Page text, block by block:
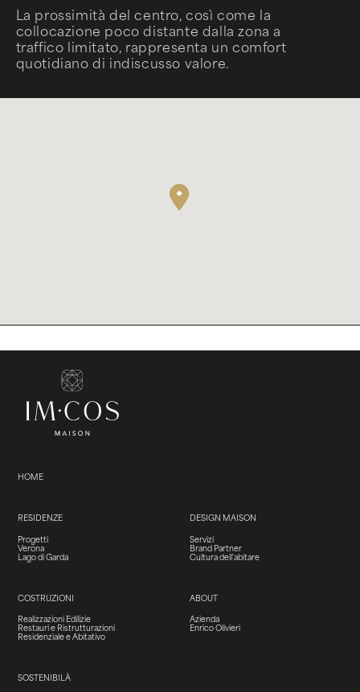
La prossimità del centro, così come la
collocazione poco distante dalla zona a
traffico limitato, rappresenta un comfort
quotidiano di indiscusso valore.
HOME
RESIDENZE
Progetti
Verona
Lago di Garda
DESIGN MAISON
Servizi
Brand Partner
Cultura dell'abitare
COSTRUZIONI
Realizzazioni Edilizie
Restauri e Ristrutturazioni
Residenziale e Abitativo
ABOUT
Azienda
Enrico Olivieri
SOSTENIBILÀ